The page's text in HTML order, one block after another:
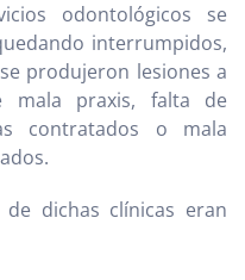
odontológicos se
interrumpidos,
produjeron lesiones a
mala praxis, falta de
contratados o mala
dichas clínicas eran